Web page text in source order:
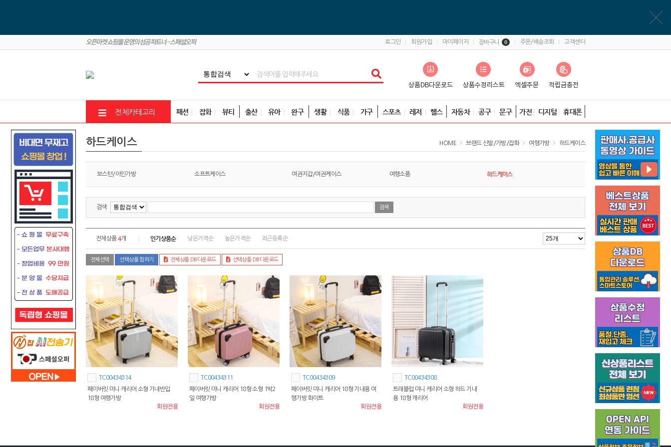
로그인 회원가입 마이페이지 장바구니 0 주문/배송조회 고객센터
전체카테고리 패션 잡화 뷰티 출산 유아 완구 생활 식품 가구 스포츠 레저 헬스 자동차 공구 문구 가전 디지털 휴대폰
하드케이스 HOME 브랜드 신발/가방/잡화 여행가방 하드케이스
보스턴/이민가방 소프트케이스 여권지갑/여권케이스 여행소품 하드케이스
검색
전체상품4개 인기상품순 낮은가격순 높은가격순 최근등록순
전체선택 선택상품 찜하기 전체상품 DB다운로드 선택상품 DB다운로드
TC00434314
페이버릿 미니 캐리어 소형 기내반입
18형 여행가방
회원전용
TC00434311
페이버릿 미니 캐리어 18형 소형 1박2
일 여행가방
회원전용
TC00434309
페이버릿 미니 캐리어 18형 기내용 여
행가방 화이트
회원전용
TC00434308
트래블럽 미니 캐리어 소형 하드 기내
용 18형 캐리어
회원전용